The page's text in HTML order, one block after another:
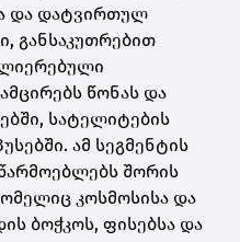
და დატვირთულ
განსაკუთრებით
წონას და
სატელიტების
ამ სეგმენტის
შორის
კოსმოსისა და
ბოჭკოს, ფისებსა და